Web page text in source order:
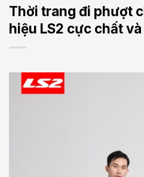
Thời trang đi phượt
hiệu LS2 cực chất